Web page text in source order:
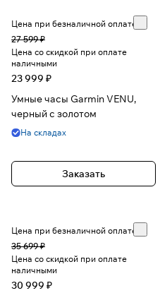
Цена при безналичной оплате
27 599 ₽
Цена со скидкой при оплате
наличными
23 999 ₽
Умные часы Garmin VENU,
черный с золотом
На складах
Заказать
Цена при безналичной оплате
35 699 ₽
Цена со скидкой при оплате
наличными
30 999 ₽